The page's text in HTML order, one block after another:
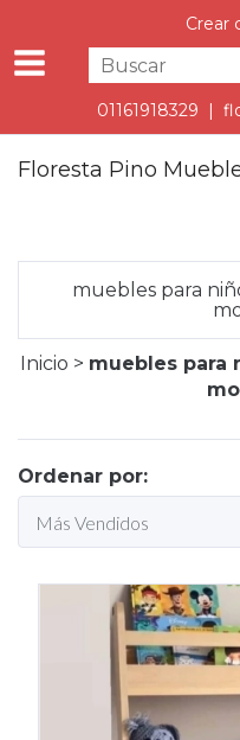
Crear
01161918329 |
Floresta Pino
muebles para
Inicio > muebles para
Ordenar por: